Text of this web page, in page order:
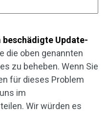
beschädigte Update-
die oben genannten
zu beheben. Wenn Sie
für dieses Problem
im
Wir würden es